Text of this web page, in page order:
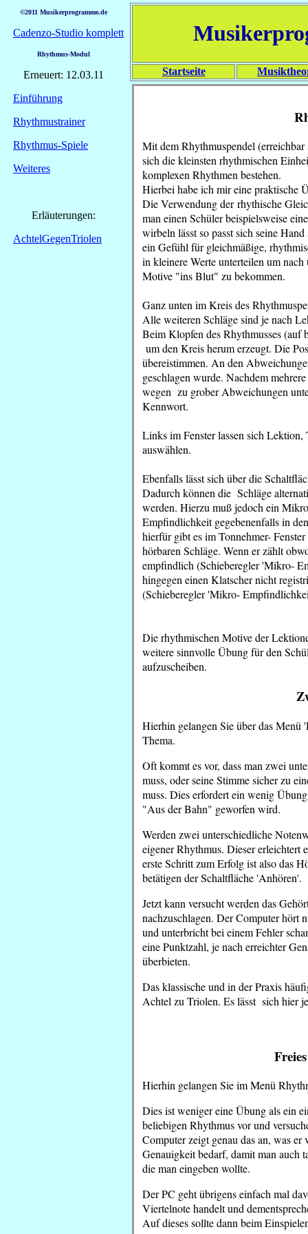
©2011 Musikerprogramme.de
Cadenzo-Studio komplett
Rhythmus-Modul
Erneuert: 12.03.11
Einführung
Rhythmustrainer
Rhythmus-Spiele
Weiteres
Erläuterungen:
AchtelGegenTriolen
Startseite
Mit dem Rhythmuspendel
sich die kleinsten rhythmischen
komplexen Rhythmen bestehen.
Hierbei habe ich mir eine praktische
Die Verwendung der rhythische
man einen Schüler beispielsweise
wirbeln lässt so passt sich seine
ein Gefühl für gleichmäßige,
in kleinere Werte unterteilen um
Motive "ins Blut" zu bekommen.
Ganz unten im Kreis des
Alle weiteren Schläge sind je nach
Beim Klopfen des Rhythmusses (auf
um den Kreis herum erzeugt. Die
übereistimmen. An den
geschlagen wurde. Nachdem
wegen zu grober Abweichungen
Kennwort.
Links im Fenster lassen sich
auswählen.
Ebenfalls lässt sich über die
Dadurch können die Schläge
werden. Hierzu muß jedoch ein
Empfindlichkeit gegebenenfalls in
hierfür gibt es im Tonnehmer-
hörbaren Schläge. Wenn er zählt
empfindlich (Schieberegler 'Mikro-
hingegen einen Klatscher nicht
(Schieberegler 'Mikro-
Die rhythmischen Motive der
weitere sinnvolle Übung für den
aufzuscheiben.
Hierhin gelangen Sie über das
Thema.
Oft kommt es vor, dass man zwei
muss, oder seine Stimme sicher zu
muss. Dies erfordert ein wenig
"Aus der Bahn" geworfen wird.
Werden zwei unterschiedliche
eigener Rhythmus. Dieser erleichtert
erste Schritt zum Erfolg ist also das
betätigen der Schaltfläche 'Anhören'.
Jetzt kann versucht werden das
nachzuschlagen. Der Computer hört
und unterbricht bei einem Fehler
eine Punktzahl, je nach erreichter
überbieten.
Das klassische und in der Praxis
Achtel zu Triolen. Es lässt sich hier
Hierhin gelangen Sie im Menü
Dies ist weniger eine Übung als ein
beliebigen Rhythmus vor und
Computer zeigt genau das an, was er
Genauigkeit bedarf, damit man auch
die man eingeben wollte.
Der PC geht übrigens einfach mal
Viertelnote handelt und
Auf dieses sollte dann beim